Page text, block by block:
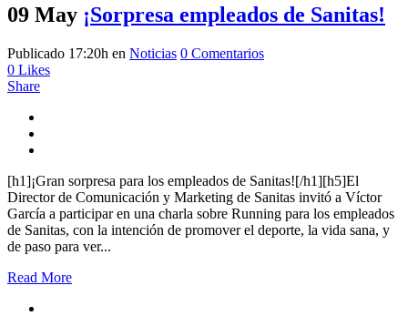
09 May ¡Sorpresa empleados de Sanitas!
Publicado 17:20h en Noticias 0 Comentarios
0 Likes
Share
[h1]¡Gran sorpresa para los empleados de Sanitas![/h1][h5]El
Director de Comunicación y Marketing de Sanitas invitó a Víctor
García a participar en una charla sobre Running para los empleados
de Sanitas, con la intención de promover el deporte, la vida sana, y
de paso para ver...
Read More